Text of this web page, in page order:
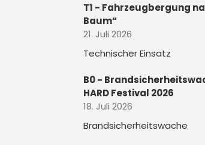
T1 - Fahrzeugbergung
Baum“
21. Juli 2026
Technischer Einsatz
B0 -
HARD Festival 2026
18. Juli 2026
Brandsicherheitswache